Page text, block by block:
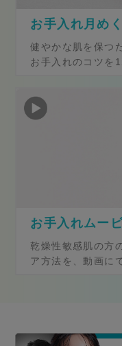
お手入れ月め
健やかな肌を保つ
お手入れのコツを
お手入れムー
乾燥性敏感肌の方
ア方法を、動画に